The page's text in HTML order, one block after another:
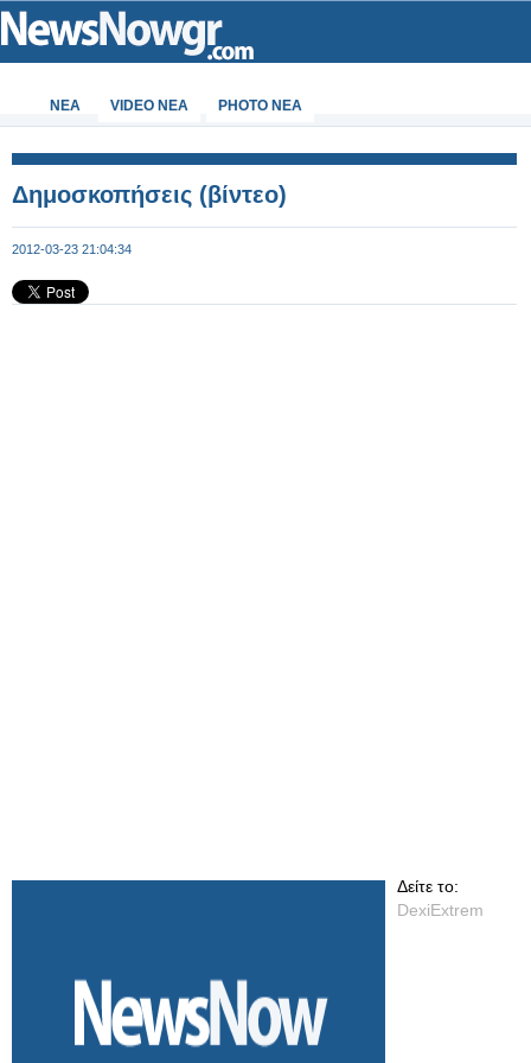
ΝΕΑ VIDEO NEA PHOTO NEA
Δημοσκοπήσεις (βίντεο)
2012-03-23 21:04:34
Δείτε το:
DexiExtrem